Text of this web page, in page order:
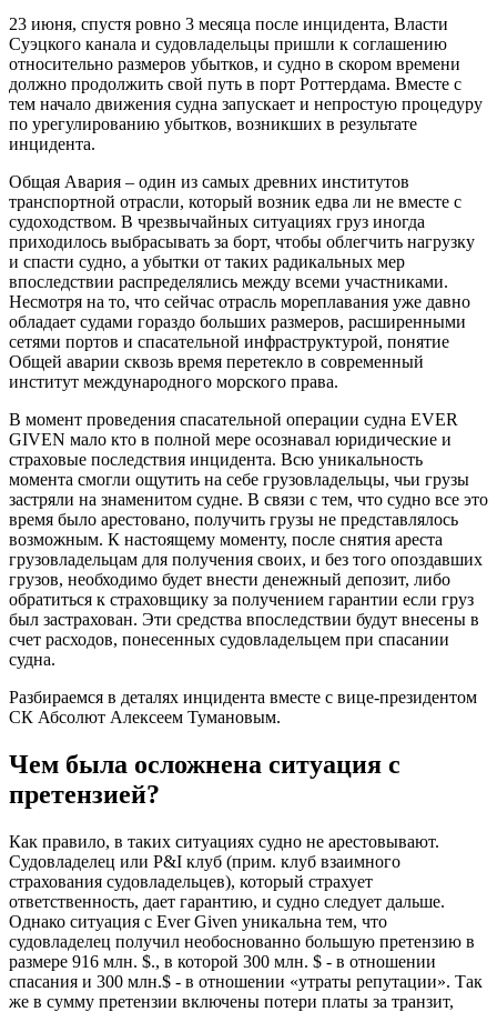
23 июня, спустя ровно 3 месяца после инцидента, Власти
Суэцкого канала и судовладельцы пришли к соглашению
относительно размеров убытков, и судно в скором времени
должно продолжить свой путь в порт Роттердама. Вместе с
тем начало движения судна запускает и непростую процедуру
по урегулированию убытков, возникших в результате
инцидента.
Общая Авария – один из самых древних институтов
транспортной отрасли, который возник едва ли не вместе с
судоходством. В чрезвычайных ситуациях груз иногда
приходилось выбрасывать за борт, чтобы облегчить нагрузку
и спасти судно, а убытки от таких радикальных мер
впоследствии распределялись между всеми участниками.
Несмотря на то, что сейчас отрасль мореплавания уже давно
обладает судами гораздо больших размеров, расширенными
сетями портов и спасательной инфраструктурой, понятие
Общей аварии сквозь время перетекло в современный
институт международного морского права.
В момент проведения спасательной операции судна EVER
GIVEN мало кто в полной мере осознавал юридические и
страховые последствия инцидента. Всю уникальность
момента смогли ощутить на себе грузовладельцы, чьи грузы
застряли на знаменитом судне. В связи с тем, что судно все это
время было арестовано, получить грузы не представлялось
возможным. К настоящему моменту, после снятия ареста
грузовладельцам для получения своих, и без того опоздавших
грузов, необходимо будет внести денежный депозит, либо
обратиться к страховщику за получением гарантии если груз
был застрахован. Эти средства впоследствии будут внесены в
счет расходов, понесенных судовладельцем при спасании
судна.
Разбираемся в деталях инцидента вместе с вице-президентом
СК Абсолют Алексеем Тумановым.
Чем была осложнена ситуация с
претензией?
Как правило, в таких ситуациях судно не арестовывают.
Судовладелец или P&I клуб (прим. клуб взаимного
страхования судовладельцев), который страхует
ответственность, дает гарантию, и судно следует дальше.
Однако ситуация с Ever Given уникальна тем, что
судовладелец получил необоснованно большую претензию в
размере 916 млн. $., в которой 300 млн. $ - в отношении
спасания и 300 млн.$ - в отношении «утраты репутации». Так
же в сумму претензии включены потери платы за транзит,